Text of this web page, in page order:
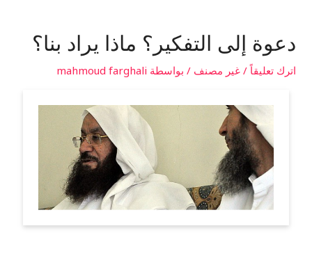
دعوة إلى التفكير؟ ماذا يراد بنا؟
اترك تعليقاً /غير مصنف / بواسطة mahmoud farghali